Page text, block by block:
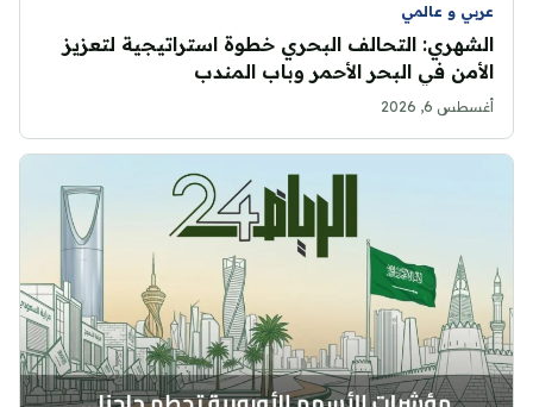
عربي و عالمي
الشهري: التحالف البحري خطوة استراتيجية لتعزيز
الأمن في البحر الأحمر وباب المندب
أغسطس 6, 2026